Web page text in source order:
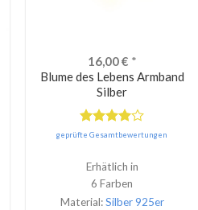
16,00€ *
Blume des Lebens Armband
Silber
Bewertet
von 5
geprüfte Gesamtbewertungen
Erhätlich in
6 Farben
Material:Silber 925er